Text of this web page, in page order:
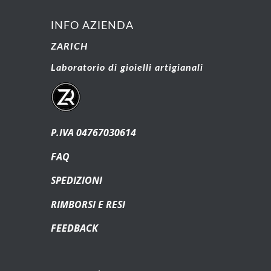
INFO AZIENDA
ZARICH
Laboratorio di gioielli artigianali
P.IVA 04767030614
FAQ
SPEDIZIONI
RIMBORSI E RESI
FEEDBACK